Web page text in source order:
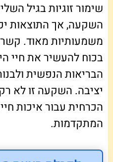
שימור זוגיות בגיל
השקעה, אך התוצאות
משמעותיות מאוד.
בכוח להעשיר את חיי
הבריאות הנפשית
יציבה. השקעה זו לא
הכרחית עבור איכות
המתקדמות.